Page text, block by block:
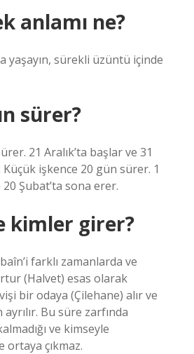
anlamı ne?
yaşayın, sürekli üzüntü içinde
sürer?
21 Aralık’ta başlar ve 31
Küçük işkence 20 gün sürer. 1
Şubat’ta sona erer.
kimler girer?
farklı zamanlarda ve
(Halvet) esas olarak
bir odaya (Çilehane) alır ve
Bu süre zarfında
ve kimseyle
ortaya çıkmaz.